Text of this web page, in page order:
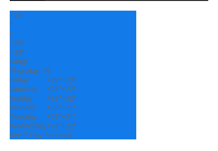
+28
°
C
+28°
+22°
Sangli
Thursday, 06
Friday
+29°+23°
Saturday
+28°+22°
Sunday
+29°+22°
Monday
+29°+21°
Tuesday
+29°+21°
Wednesday+28°+22°
See 7-Day Forecast